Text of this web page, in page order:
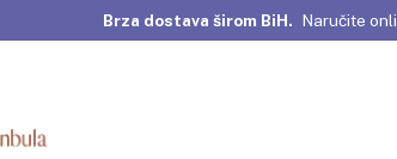
Brza dostava širom BiH. Naručite
Dobrodošli u Uspomene Istanbula!